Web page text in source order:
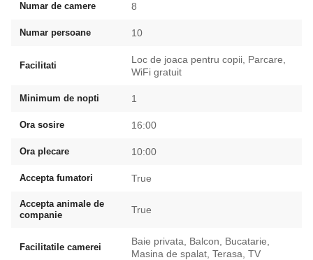
Numar de camere 8
Numar persoane 10
Facilitati
Loc de joaca pentru copii, Parcare,
WiFi gratuit
Minimum de nopti 1
Ora sosire 16:00
Ora plecare 10:00
Accepta fumatori True
Accepta animale de
companie
True
Facilitatile camerei
Baie privata, Balcon, Bucatarie,
Masina de spalat, Terasa, TV